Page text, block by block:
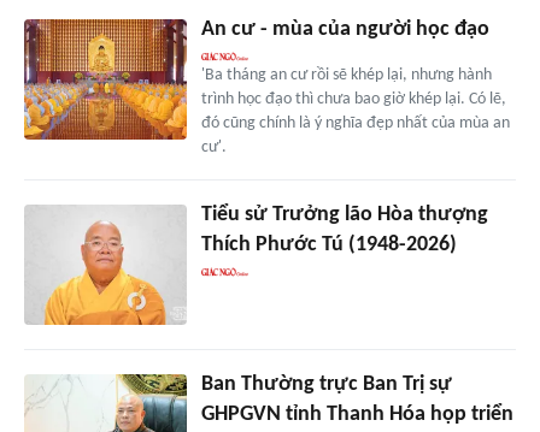
An cư - mùa của người học đạo
'Ba tháng an cư rồi sẽ khép lại, nhưng hành
trình học đạo thì chưa bao giờ khép lại. Có lẽ,
đó cũng chính là ý nghĩa đẹp nhất của mùa an
cư'.
Tiểu sử Trưởng lão Hòa thượng
Thích Phước Tú (1948-2026)
Ban Thường trực Ban Trị sự
GHPGVN tỉnh Thanh Hóa họp triển